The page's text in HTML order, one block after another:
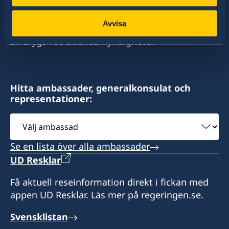
Avvisa
stort sett alla stater i världen. I ungefär hälften
av dessa stater har Sverige ambassader och
konsulat. Sveriges utrikesrepresentation består
av drygt 100 utlandsmyndigheter.
Hitta ambassader, generalkonsulat och
representationer:
Välj
ambassad
Se en lista över alla ambassader
UD Resklar
Få aktuell reseinformation direkt i fickan med
appen UD Resklar. Läs mer på regeringen.se.
Svensklistan